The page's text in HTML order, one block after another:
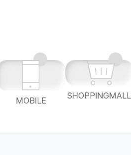
MOBILE SHOPPINGMALL